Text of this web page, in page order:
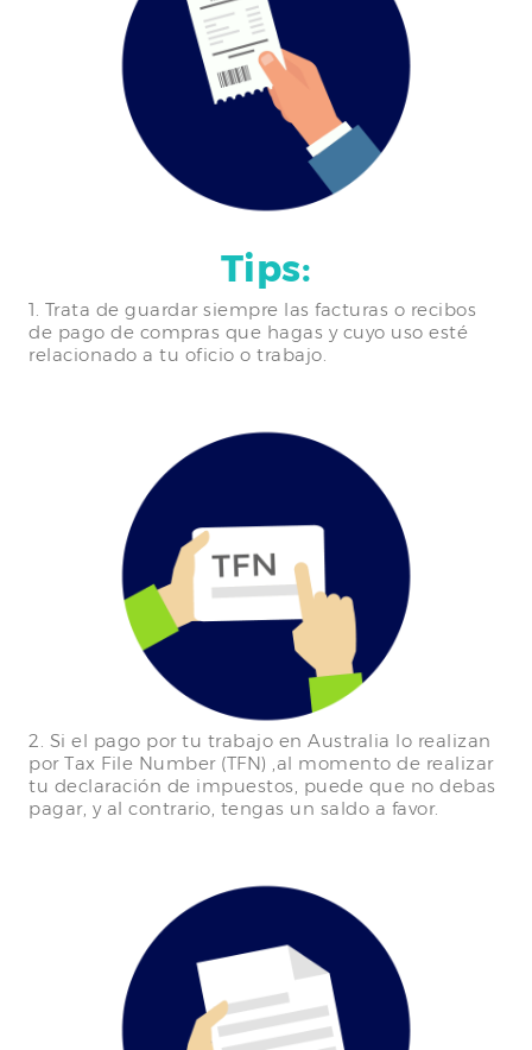
Tips:
1. Trata de guardar siempre las facturas o recibos
de pago de compras que hagas y cuyo uso esté
relacionado a tu oficio o trabajo.
2. Si el pago por tu trabajo en Australia lo realizan
por Tax File Number (TFN) ,al momento de realizar
tu declaración de impuestos, puede que no debas
pagar, y al contrario, tengas un saldo a favor.